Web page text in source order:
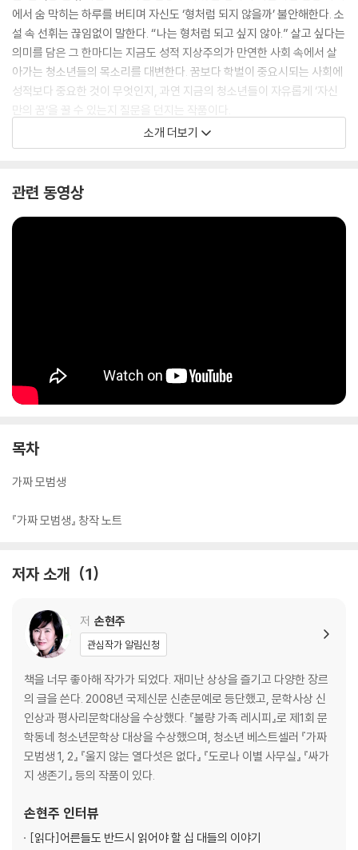
에서 숨 막히는 하루를 버티며 자신도 ‘형처럼 되지 않을까’ 불안해한다. 소
설 속 선휘는 끊임없이 말한다. “나는 형처럼 되고 싶지 않아.” 살고 싶다는
의미를 담은 그 한마디는 지금도 성적 지상주의가 만연한 사회 속에서 살
아가는 청소년들의 목소리를 대변한다. 꿈보다 학벌이 중요시되는 사회에
성적보다 중요한 것이 무엇인지, 과연 지금의 청소년들이 자유롭게 ‘자신
만의 꿈’을 꿀 수 있는지 질문을 던지는 작품이다.
소개 더보기
관련 동영상
목차
가짜 모범생
『가짜 모범생』 창작 노트
저자 소개 1
저 손현주
관심작가 알림신청
책을 너무 좋아해 작가가 되었다. 재미난 상상을 즐기고 다양한 장르
의 글을 쓴다. 2008년 국제신문 신춘문예로 등단했고, 문학사상 신
인상과 평사리문학대상을 수상했다. 『불량 가족 레시피』로 제1회 문
학동네 청소년문학상 대상을 수상했으며, 청소년 베스트셀러 『가짜
모범생 1, 2』 『울지 않는 열다섯은 없다』 『도로나 이별 사무실』 『싸가
지 생존기』 등의 작품이 있다.
손현주 인터뷰
[읽다] 어른들도 반드시 읽어야 할 십 대들의 이야기